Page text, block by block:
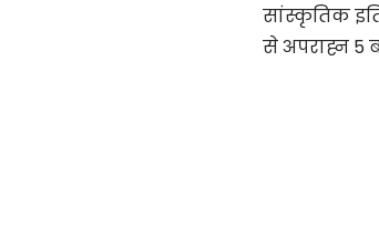
सांस्कृतिक
से अपराह्न